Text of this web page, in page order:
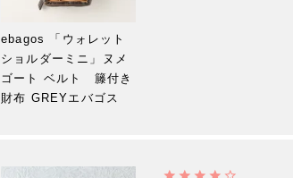
ebagos 「ウォレット
ショルダーミニ」ヌメ
ゴート ベルト 籐付き
財布 GREYエバゴス